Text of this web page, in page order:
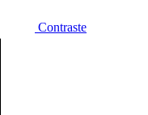
Contraste